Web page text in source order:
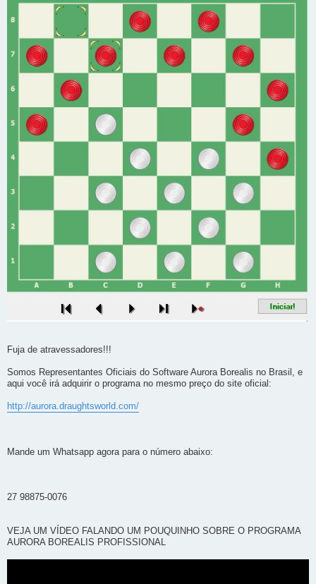
Fuja de atravessadores!!!
Somos Representantes Oficiais do Software Aurora Borealis no Brasil, e
aqui você irá adquirir o programa no mesmo preço do site oficial:
http://aurora.draughtsworld.com/
Mande um Whatsapp agora para o número abaixo:
27 98875-0076
VEJA UM VÍDEO FALANDO UM POUQUINHO SOBRE O PROGRAMA
AURORA BOREALIS PROFISSIONAL